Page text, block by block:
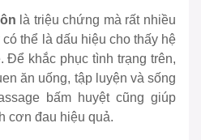
là triệu chứng mà rất nhiều
thể là dấu hiệu cho thấy hệ
Để khắc phục tình trạng trên,
ăn uống, tập luyện và sống
bấm huyệt cũng giúp
cơn đau hiệu quả.